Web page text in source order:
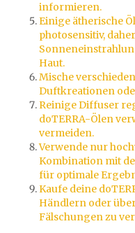
informieren.
Einige ätherische
photosensitiv,
Haut.
Mische
Duftkreationen
Reinige Diffuser
doTERRA-Ölen
vermeiden.
Verwende nur
Kombination mit
für optimale
Kaufe deine
Händlern oder
Fälschungen zu